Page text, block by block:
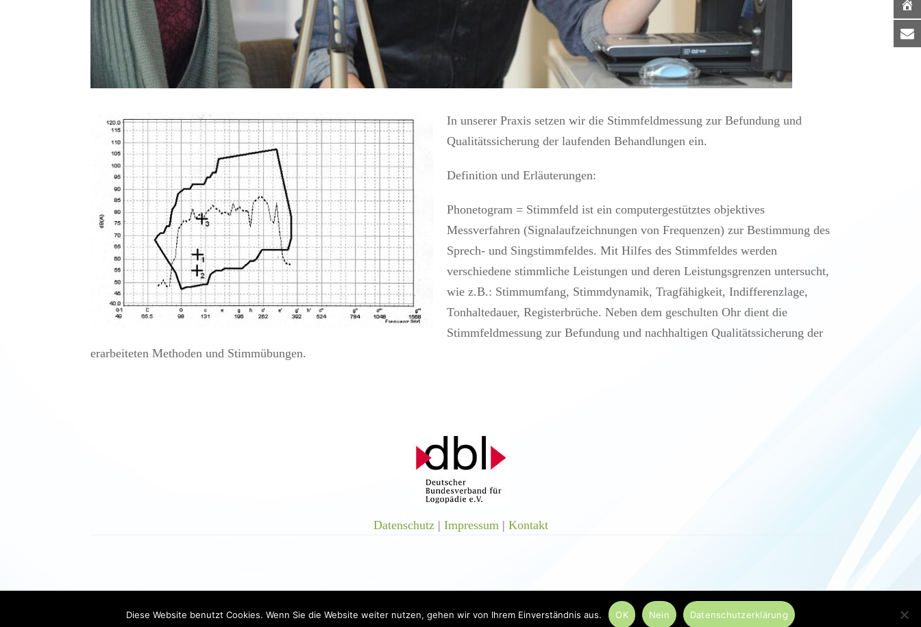
In unserer Praxis setzen wir die Stimmfeldmessung zur Befundung und
Qualitätssicherung der laufenden Behandlungen ein.
Definition und Erläuterungen:
Phonetogram = Stimmfeld ist ein computergestütztes objektives
Messverfahren (Signalaufzeichnungen von Frequenzen) zur Bestimmung des
Sprech- und Singstimmfeldes. Mit Hilfes des Stimmfeldes werden
verschiedene stimmliche Leistungen und deren Leistungsgrenzen untersucht,
wie z.B.: Stimmumfang, Stimmdynamik, Tragfähigkeit, Indifferenzlage,
Tonhaltedauer, Registerbrüche. Neben dem geschulten Ohr dient die
Stimmfeldmessung zur Befundung und nachhaltigen Qualitätssicherung der
erarbeiteten Methoden und Stimmübungen.
Datenschutz| Impressum| Kontakt
Diese Website benutzt Cookies. Wenn Sie die Website weiter nutzen, gehen wir von Ihrem Einverständnis aus. OK Nein Datenschutzerklärung